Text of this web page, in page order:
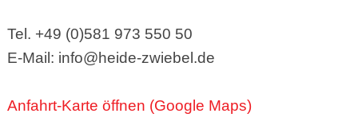
Tel. +49 (0)581 973 550 50
E-Mail: info@heide-zwiebel.de
Anfahrt-Karte öffnen (Google Maps)